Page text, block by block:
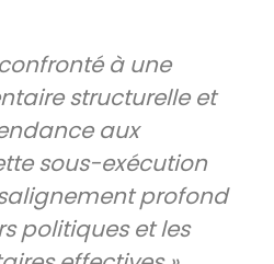
à une
structurelle et
aux
sous-exécution
profond
politiques et les